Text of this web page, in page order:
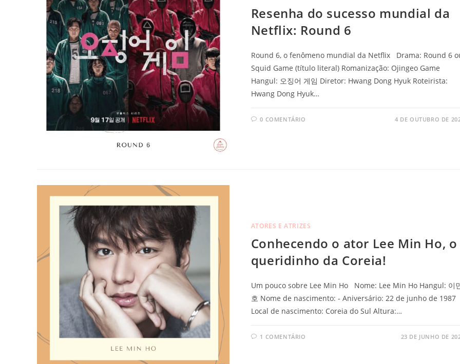
Resenha do sucesso mundial da
Netflix: Round 6
Round 6, o fenômeno mundial da Netflix Drama: Round 6
Squid Game (título literal) Romanização: Ojingeo Game
Hangul: 오징어 게임 Diretor: Hwang Dong Hyuk Roteirista:
Hwang Dong Hyuk…
0 COMENTÁRIO 4 DE OUTUBRO DE
ATORES E ATRIZES
Conhecendo o ator Lee Min Ho, o
queridinho da Coreia!
Um pouco sobre Lee Min Ho Nome: Lee Min Ho Hangul: 이
호 Nome de nascimento: - Aniversário: 22 de junho de 1987
Local de nascimento: Coreia do Sul Altura:…
1 COMENTÁRIO 23 DE JUNHO DE